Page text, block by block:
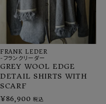
FRANK LEDER
-フランクリーダー
GREY WOOL EDGE
DETAIL SHIRTS WITH
SCARF
¥86,900 税込